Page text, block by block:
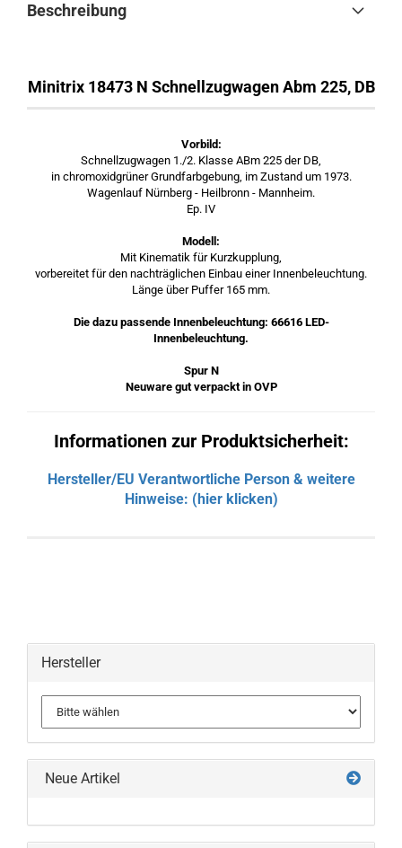
Beschreibung
Minitrix 18473 N Schnellzugwagen Abm 225, DB
Vorbild:
Schnellzugwagen 1./2. Klasse ABm 225 der DB,
in chromoxidgrüner Grundfarbgebung, im Zustand um 1973.
Wagenlauf Nürnberg - Heilbronn - Mannheim.
Ep. IV
Modell:
Mit Kinematik für Kurzkupplung,
vorbereitet für den nachträglichen Einbau einer Innenbeleuchtung.
Länge über Puffer 165 mm.
Die dazu passende Innenbeleuchtung: 66616 LED-
Innenbeleuchtung.
Spur N
Neuware gut verpackt in OVP
Informationen zur Produktsicherheit:
Hersteller/EU Verantwortliche Person & weitere
Hinweise: (hier klicken)
Hersteller
Neue Artikel